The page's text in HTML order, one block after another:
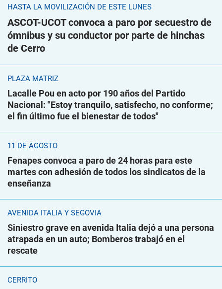
HASTA LA MOVILIZACIÓN DE ESTE LUNES
ASCOT-UCOT convoca a paro por secuestro de
ómnibus y su conductor por parte de hinchas
de Cerro
PLAZA MATRIZ
Lacalle Pou en acto por 190 años del Partido
Nacional: "Estoy tranquilo, satisfecho, no conforme;
el fin último fue el bienestar de todos"
11 DE AGOSTO
Fenapes convoca a paro de 24 horas para este
martes con adhesión de todos los sindicatos de la
enseñanza
AVENIDA ITALIA Y SEGOVIA
Siniestro grave en avenida Italia dejó a una persona
atrapada en un auto; Bomberos trabajó en el
rescate
CERRITO